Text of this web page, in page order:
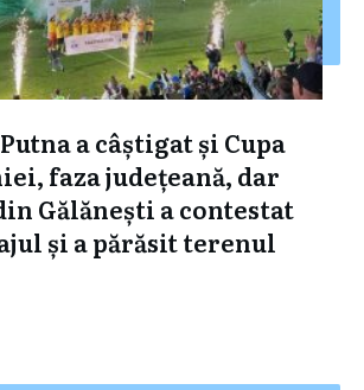
a câștigat și Cupa
faza județeană, dar
Gălănești a contestat
și a părăsit terenul